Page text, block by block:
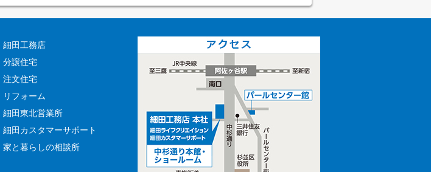
細田工務店
分譲住宅
注文住宅
リフォーム
細田東北営業所
細田カスタマーサポート
家と暮らしの相談所